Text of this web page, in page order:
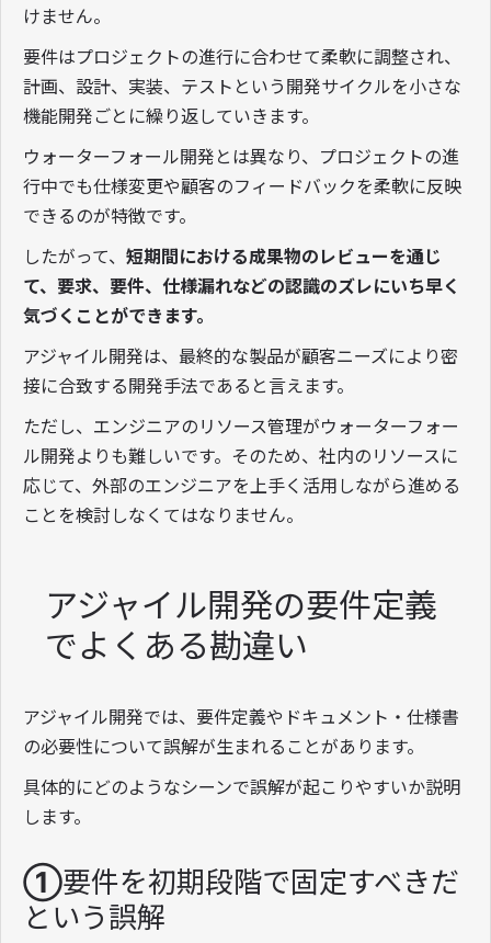
けません。
要件はプロジェクトの進行に合わせて柔軟に調整され、
計画、設計、実装、テストという開発サイクルを小さな
機能開発ごとに繰り返していきます。
ウォーターフォール開発とは異なり、プロジェクトの進
行中でも仕様変更や顧客のフィードバックを柔軟に反映
できるのが特徴です。
したがって、 短期間における成果物のレビューを通じ
て、要求、要件、仕様漏れなどの認識のズレにいち早く
気づくことができます。
アジャイル開発は、最終的な製品が顧客ニーズにより密
接に合致する開発手法であると言えます。
ただし、エンジニアのリソース管理がウォーターフォー
ル開発よりも難しいです。そのため、社内のリソースに
応じて、外部のエンジニアを上手く活用しながら進める
ことを検討しなくてはなりません。
アジャイル開発の要件定義
でよくある勘違い
アジャイル開発では、要件定義やドキュメント・仕様書
の必要性について誤解が生まれることがあります。
具体的にどのようなシーンで誤解が起こりやすいか説明
します。
①要件を初期段階で固定すべきだ
という誤解